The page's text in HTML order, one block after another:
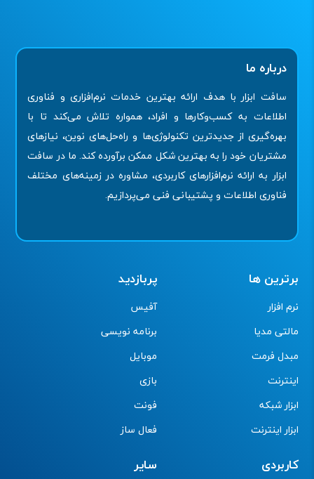
درباره ما
سافت ابزار با هدف ارائه بهترین خدمات نرم‌افزاری و فناوری
اطلاعات به کسب‌وکارها و افراد، همواره تلاش می‌کند تا با
بهره‌گیری از جدیدترین تکنولوژی‌ها و راه‌حل‌های نوین، نیازهای
مشتریان خود را به بهترین شکل ممکن برآورده کند. ما در سافت
ابزار به ارائه نرم‌افزارهای کاربردی، مشاوره در زمینه‌های مختلف
فناوری اطلاعات و پشتیبانی فنی می‌پردازیم.
برترین ها
نرم افزار
مالتی مدیا
مبدل فرمت
اینترنت
ابزار شبکه
ابزار اینترنت
پربازدید
آفیس
برنامه نویسی
موبایل
بازی
فونت
فعال ساز
کاربردی سایر